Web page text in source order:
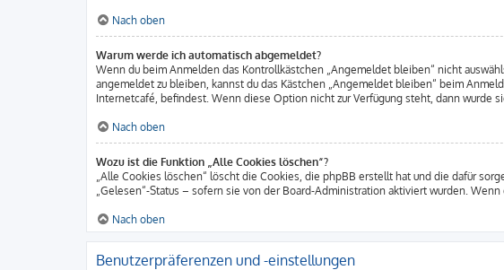
Nach oben
Warum werde ich automatisch abgemeldet?
Wenn du beim Anmelden das Kontrollkästchen „Angemeldet bleiben“ nicht
angemeldet zu bleiben, kannst du das Kästchen „Angemeldet bleiben“ beim
Internetcafé, befindest. Wenn diese Option nicht zur Verfügung steht, dann wurde
Nach oben
Wozu ist die Funktion „Alle Cookies löschen“?
„Alle Cookies löschen“ löscht die Cookies, die phpBB erstellt hat und die dafür
„Gelesen“-Status – sofern sie von der Board-Administration aktiviert wurden.
Nach oben
Benutzerpräferenzen und -einstellungen